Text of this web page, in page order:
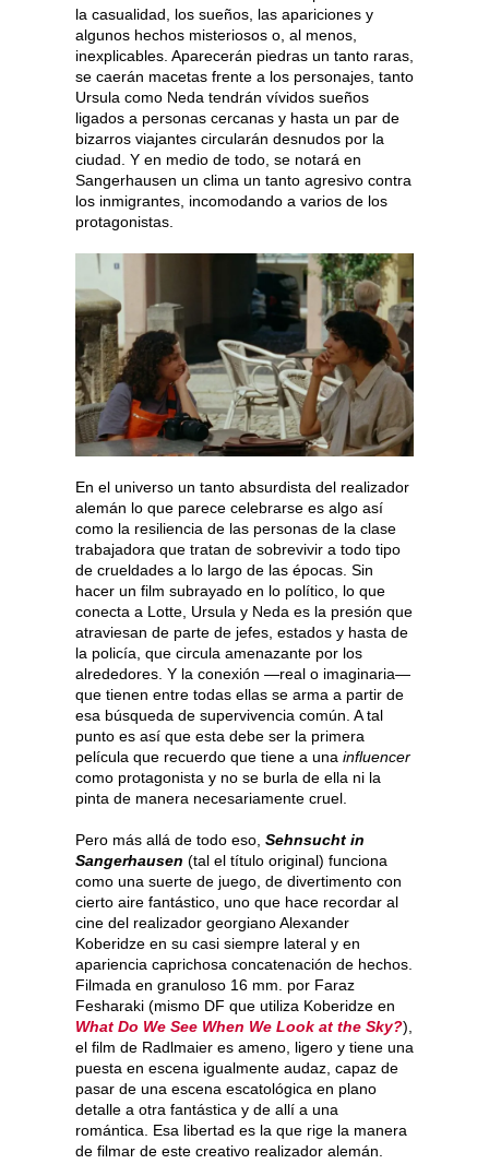
la casualidad, los sueños, las apariciones y
algunos hechos misteriosos o, al menos,
inexplicables. Aparecerán piedras un tanto raras,
se caerán macetas frente a los personajes, tanto
Ursula como Neda tendrán vívidos sueños
ligados a personas cercanas y hasta un par de
bizarros viajantes circularán desnudos por la
ciudad. Y en medio de todo, se notará en
Sangerhausen un clima un tanto agresivo contra
los inmigrantes, incomodando a varios de los
protagonistas.
En el universo un tanto absurdista del realizador
alemán lo que parece celebrarse es algo así
como la resiliencia de las personas de la clase
trabajadora que tratan de sobrevivir a todo tipo
de crueldades a lo largo de las épocas. Sin
hacer un film subrayado en lo político, lo que
conecta a Lotte, Ursula y Neda es la presión que
atraviesan de parte de jefes, estados y hasta de
la policía, que circula amenazante por los
alrededores. Y la conexión —real o imaginaria—
que tienen entre todas ellas se arma a partir de
esa búsqueda de supervivencia común. A tal
punto es así que esta debe ser la primera
película que recuerdo que tiene a una influencer
como protagonista y no se burla de ella ni la
pinta de manera necesariamente cruel.
Pero más allá de todo eso, Sehnsucht in
Sangerhausen (tal el título original) funciona
como una suerte de juego, de divertimento con
cierto aire fantástico, uno que hace recordar al
cine del realizador georgiano Alexander
Koberidze en su casi siempre lateral y en
apariencia caprichosa concatenación de hechos.
Filmada en granuloso 16 mm. por Faraz
Fesharaki (mismo DF que utiliza Koberidze en
What Do We See When We Look at the Sky?),
el film de Radlmaier es ameno, ligero y tiene una
puesta en escena igualmente audaz, capaz de
pasar de una escena escatológica en plano
detalle a otra fantástica y de allí a una
romántica. Esa libertad es la que rige la manera
de filmar de este creativo realizador alemán.